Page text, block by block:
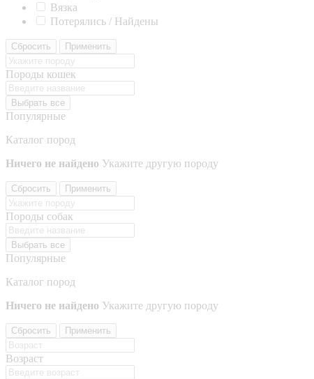
Вязка
Потерялись / Найдены
Сбросить Применить
Породы кошек
Выбрать все
Популярные
Каталог пород
Ничего не найдено Укажите другую породу
Сбросить Применить
Породы собак
Выбрать все
Популярные
Каталог пород
Ничего не найдено Укажите другую породу
Сбросить Применить
Возраст